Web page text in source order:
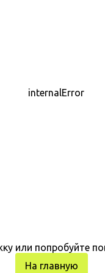
или попробуйте
На главную